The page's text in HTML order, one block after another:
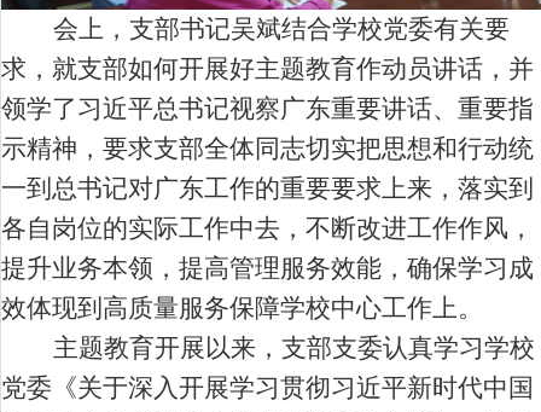
会上，支部书记吴斌结合学校党委有关要
求，就支部如何开展好主题教育作动员讲话，并
领学了习近平总书记视察广东重要讲话、重要指
示精神，要求支部全体同志切实把思想和行动统
一到总书记对广东工作的重要要求上来，落实到
各自岗位的实际工作中去，不断改进工作作风，
提升业务本领，提高管理服务效能，确保学习成
效体现到高质量服务保障学校中心工作上。
主题教育开展以来，支部支委认真学习学校
党委《关于深入开展学习贯彻习近平新时代中国